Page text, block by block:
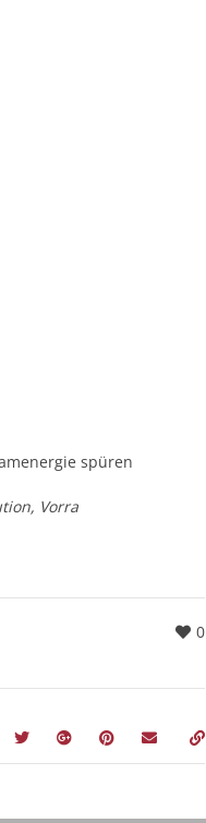
spüren
Vorra
0